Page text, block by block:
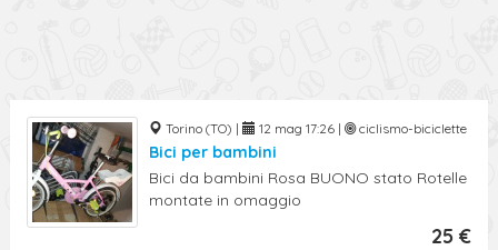
Torino (TO) | 12 mag 17:26 | ciclismo-biciclette
Bici per bambini
Bici da bambini Rosa BUONO stato Rotelle
montate in omaggio
25 €